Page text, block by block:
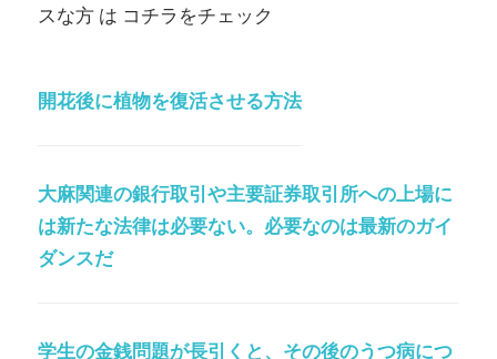
スな方 は コチラをチェック
開花後に植物を復活させる方法
大麻関連の銀行取引や主要証券取引所への上場に
は新たな法律は必要ない。必要なのは最新のガイ
ダンスだ
学生の金銭問題が長引くと、その後のうつ病につ